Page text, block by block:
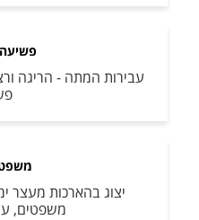
עבירות המתה - הריגה
משפט
יצוג בהארכות מעצר
משפטים,